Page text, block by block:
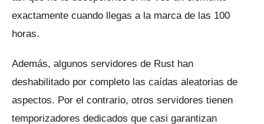
exactamente cuando llegas a la marca de las 100
horas.
Además, algunos servidores de Rust han
deshabilitado por completo las caídas aleatorias de
aspectos. Por el contrario, otros servidores tienen
temporizadores dedicados que casi garantizan